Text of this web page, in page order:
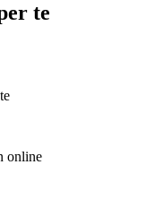
te
online